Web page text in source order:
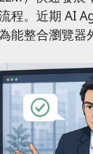
程。近期 AI
能整合瀏覽器